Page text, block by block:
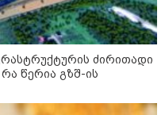
ძირითადი
წერია გზშ-ის